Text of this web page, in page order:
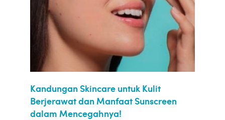
Kandungan Skincare untuk Kulit
Berjerawat dan Manfaat Sunscreen
dalam Mencegahnya!